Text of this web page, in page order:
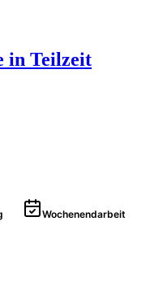
in Teilzeit
Wochenendarbeit